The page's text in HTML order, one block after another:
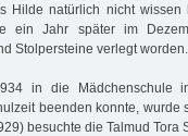
Hilde natürlich nicht
ein Jahr später im
Stolpersteine verlegt worden.
in die Mädchenschule
beenden konnte, wurde
besuchte die Talmud Tora